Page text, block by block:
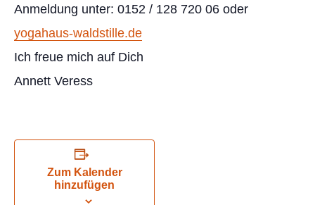
Anmeldung unter: 0152 / 128 720 06 oder
yogahaus-waldstille.de
Ich freue mich auf Dich
Annett Veress
Zum Kalender
hinzufügen